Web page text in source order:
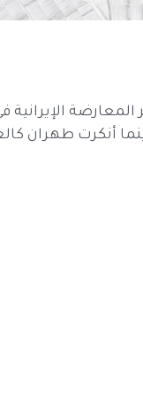
المعارضة
أنكرت طهران